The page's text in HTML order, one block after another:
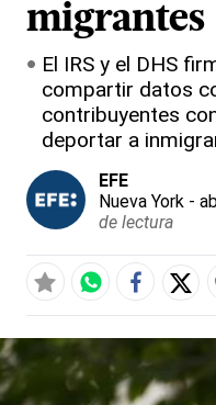
migrantes
El IRS y el DHS
compartir datos
contribuyentes
deportar a
EFE
Nueva York -
de lectura